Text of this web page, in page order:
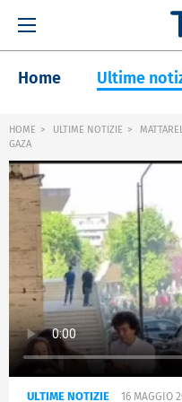
Home Ultime
HOME ULTIME NOTIZIE
GAZA
ULTIME NOTIZIE 16 MAGGIO